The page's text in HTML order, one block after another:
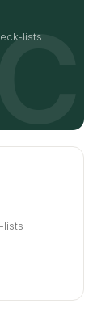
lists
lists